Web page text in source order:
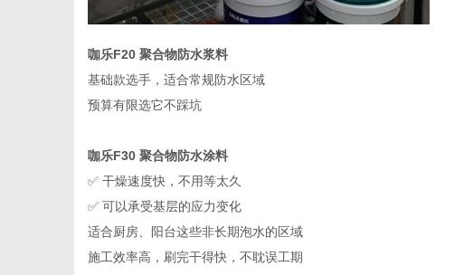
咖乐F20 聚合物防水浆料
基础款选手，适合常规防水区域
预算有限选它不踩坑
咖乐F30 聚合物防水涂料
✅ 干燥速度快，不用等太久
✅ 可以承受基层的应力变化
适合厨房、阳台这些非长期泡水的区域
施工效率高，刷完干得快，不耽误工期